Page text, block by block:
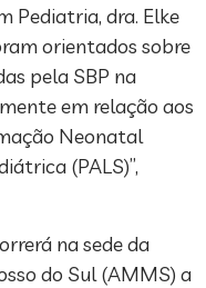
Pediatria, dra. Elke
orientados sobre
pela SBP na
em relação aos
Neonatal
(PALS)”,
na sede da
do Sul (AMMS) a